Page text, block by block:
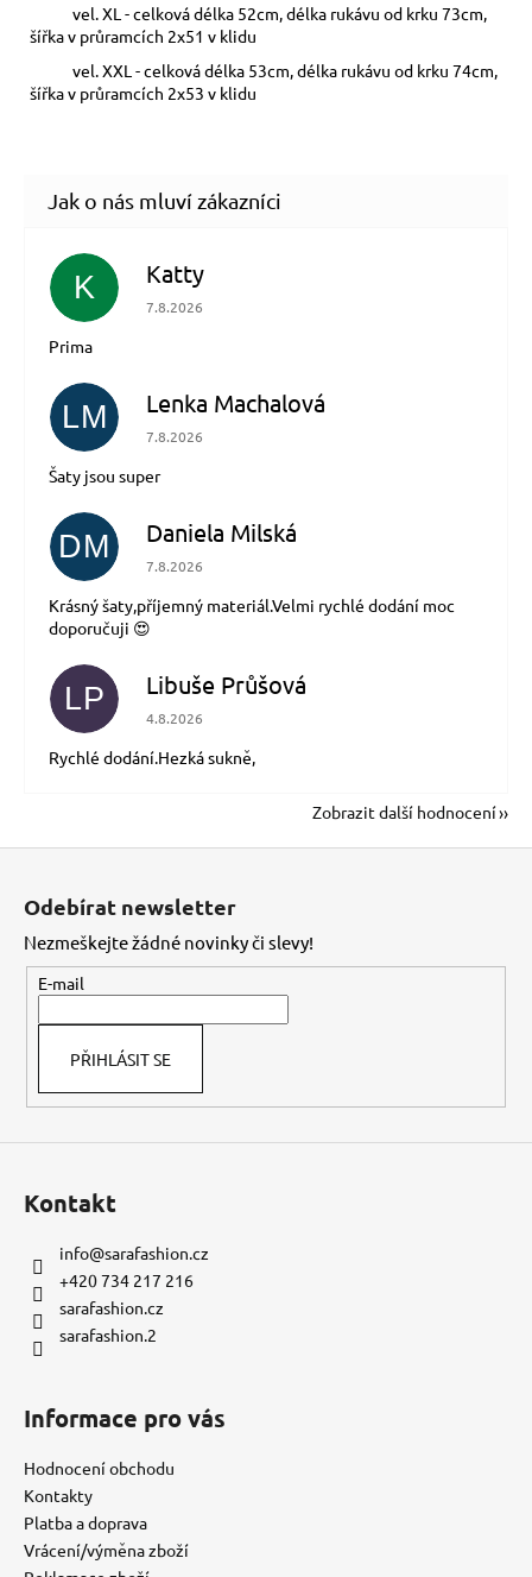
vel. XL - celková délka 52cm, délka rukávu od krku 73cm,
šířka v průramcích 2x51 v klidu
vel. XXL - celková délka 53cm, délka rukávu od krku 74cm,
šířka v průramcích 2x53 v klidu
K Katty
Hodnocení obchodu je 5 z 5 hvězdiček.
7.8.2026
Prima
LM Lenka Machalová
Hodnocení obchodu je 5 z 5 hvězdiček.
7.8.2026
Šaty jsou super
DM Daniela Milská
Hodnocení obchodu je 5 z 5 hvězdiček.
7.8.2026
Krásný šaty,příjemný materiál.Velmi rychlé dodání moc
doporučuji 😍
LP Libuše Průšová
Hodnocení obchodu je 5 z 5 hvězdiček.
4.8.2026
Rychlé dodání.Hezká sukně,
Zobrazit další hodnocení
Odebírat newsletter
Nezmeškejte žádné novinky či slevy!
E-mail
PŘIHLÁSIT SE
Kontakt
info@sarafashion.cz
+420 734 217 216
sarafashion.cz
sarafashion.2
Informace pro vás
Hodnocení obchodu
Kontakty
Platba a doprava
Vrácení/výměna zboží